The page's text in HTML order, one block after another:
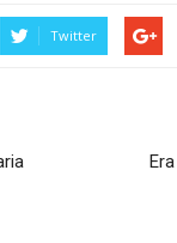
Twitter